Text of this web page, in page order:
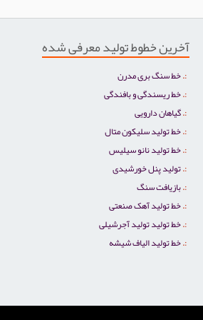
آخرین خطوط تولید معرفی شده
خط سنگ بری مدرن
خط ریسندگی و بافندگی
گیاهان دارویی
خط تولید سلیکون متال
خط تولید نانو سیلیس
تولید پنل خورشیدی
بازیافت سنگ
خط تولید آهک صنعتی
خط تولید تولید آجرشیلی
خط تولید الیاف شیشه